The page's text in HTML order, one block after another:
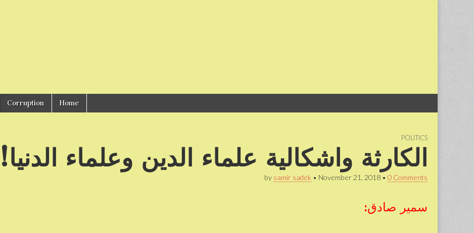
menu
Home
Corruption
POLITICS
الكارثة واشكالية علماء الدين وعلماء الدنيا!
by samir sadek • November 21, 2018 • 0 Comments
سمير صادق: